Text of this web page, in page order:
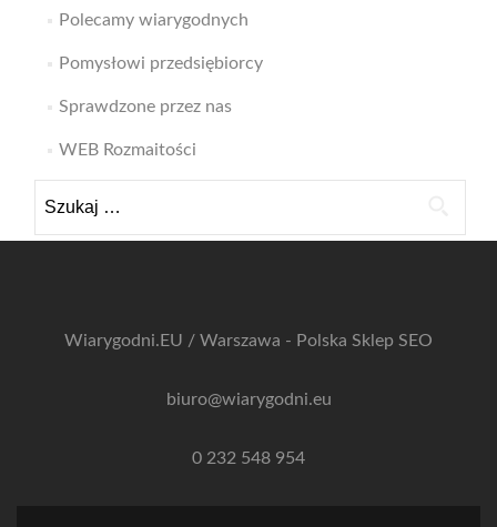
Polecamy wiarygodnych
Pomysłowi przedsiębiorcy
Sprawdzone przez nas
WEB Rozmaitości
Wiarygodni.EU / Warszawa - Polska Sklep SEO
biuro@wiarygodni.eu
0 232 548 954